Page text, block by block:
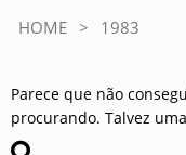
HOME > 1983
Parece que não
procurando. Talvez